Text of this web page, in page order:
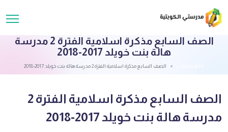
الصف السابع مذكرة اسلامية الفترة 2 مدرسة
هالة بنت خويلد 2017-2018
الصف السابع مذكرة اسلامية الفترة 2 مدرسة هالة بنت خويلد 2017-2018
الصف السابع مذكرة اسلامية الفترة 2
مدرسة هالة بنت خويلد 2017-2018